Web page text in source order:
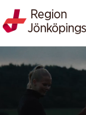
Jönköpings
län